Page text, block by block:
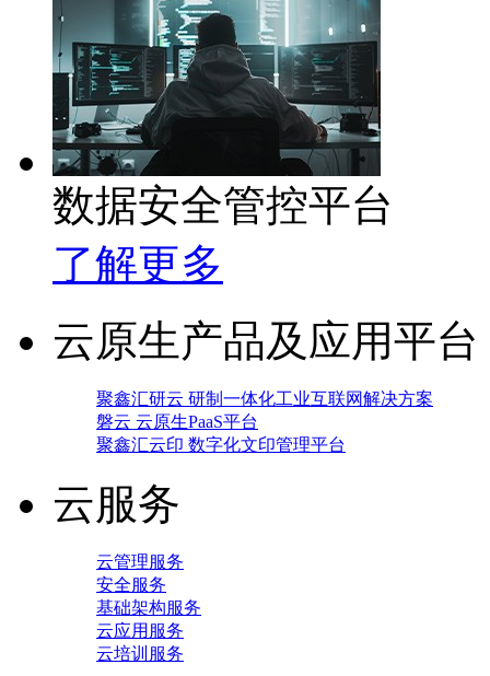
数据安全管控平台
了解更多
云原生产品及应用平台
聚鑫汇研云 研制一体化工业互联网解决方案
磐云 云原生PaaS平台
聚鑫汇云印 数字化文印管理平台
云服务
云管理服务
安全服务
基础架构服务
云应用服务
云培训服务